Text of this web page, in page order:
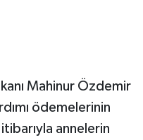
Mahinur Özdemir
ödemelerinin
itibarıyla annelerin